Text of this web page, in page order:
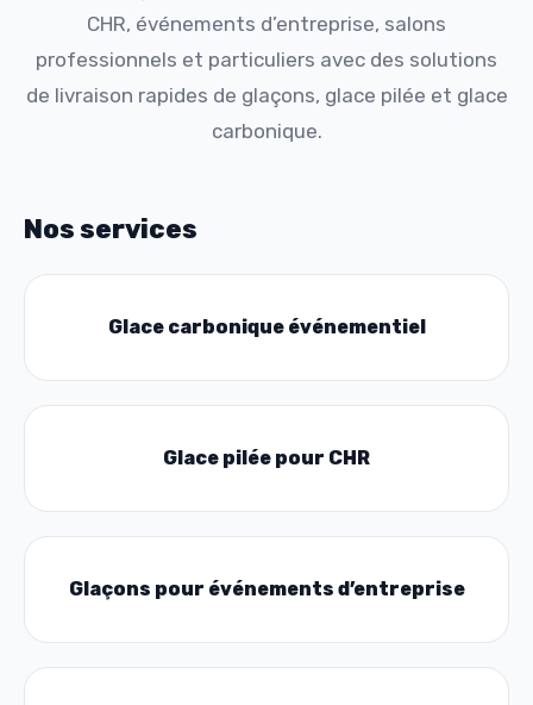
CHR, événements d’entreprise, salons
professionnels et particuliers avec des solutions
de livraison rapides de glaçons, glace pilée et glace
carbonique.
Nos services
Glace carbonique événementiel
Glace pilée pour CHR
Glaçons pour événements d’entreprise